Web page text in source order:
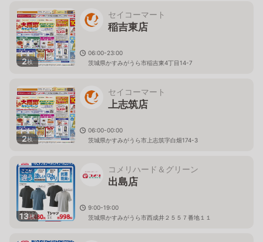
2枚
セイコーマート
稲吉東店
06:00-23:00
茨城県かすみがうら市稲吉東4丁目14-7
2枚
セイコーマート
上志筑店
06:00-00:00
茨城県かすみがうら市上志筑字白畑174-3
13枚
コメリハード＆グリーン
出島店
9:00-19:00
茨城県かすみがうら市西成井２５５７番地１１